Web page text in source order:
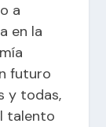
a
en la
futuro
y todas,
talento